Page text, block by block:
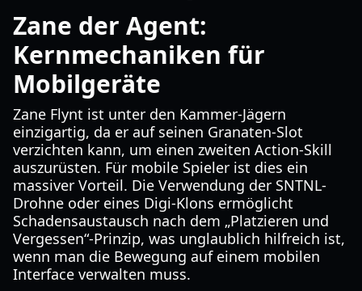
Zane der Agent:
Kernmechaniken für
Mobilgeräte
Zane Flynt ist unter den Kammer-Jägern
einzigartig, da er auf seinen Granaten-Slot
verzichten kann, um einen zweiten Action-Skill
auszurüsten. Für mobile Spieler ist dies ein
massiver Vorteil. Die Verwendung der SNTNL-
Drohne oder eines Digi-Klons ermöglicht
Schadensaustausch nach dem „Platzieren und
Vergessen“-Prinzip, was unglaublich hilfreich ist,
wenn man die Bewegung auf einem mobilen
Interface verwalten muss.